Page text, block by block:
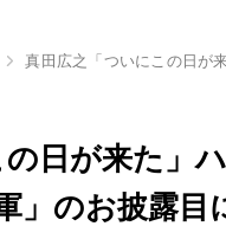
真田広之「ついにこの日が
日が来た」
」のお披露目